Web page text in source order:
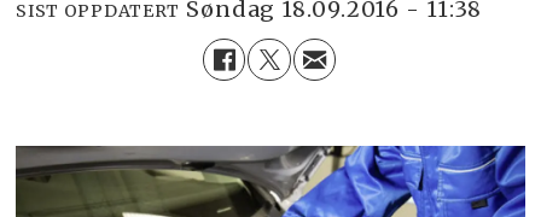
SIST OPPDATERT søndag 18.09.2016 - 11:38